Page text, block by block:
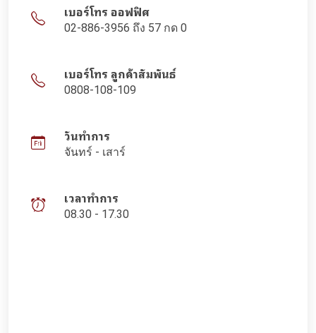
เบอร์โทร ออฟฟิศ
02-886-3956 ถึง 57 กด 0
เบอร์โทร ลูกค้าสัมพันธ์
0808-108-109
วันทำการ
จันทร์ - เสาร์
เวลาทำการ
08.30 - 17.30